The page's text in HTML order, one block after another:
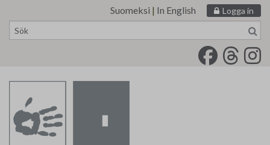
Suomeksi | In English Logga in